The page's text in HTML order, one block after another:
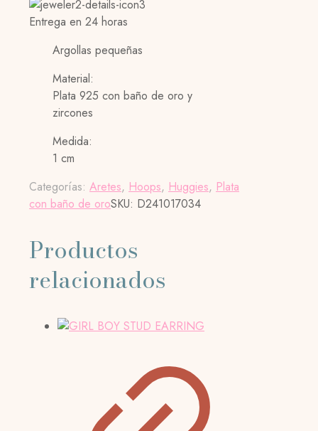
Entrega en 24 horas
Argollas pequeñas
Material:
Plata 925 con baño de oro y
zircones
Medida:
1 cm
Categorías: Aretes, Hoops, Huggies, Plata
con baño de oroSKU: D241017034
Productos
relacionados